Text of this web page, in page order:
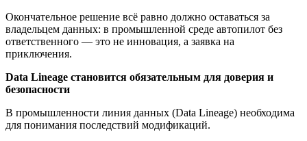
Окончательное решение всё равно должно оставаться за
владельцем данных: в промышленной среде автопилот без
ответственного — это не инновация, а заявка на
приключения.
Data Lineage становится обязательным для доверия и
безопасности
В промышленности линия данных (Data Lineage) необходима
для понимания последствий модификаций.